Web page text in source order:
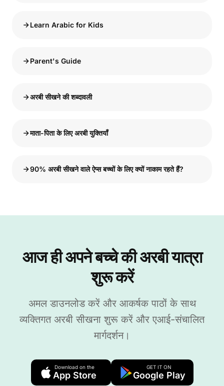
Learn Arabic for Kids
Parent's Guide
अरबी सीखने की शब्दावली
माता-पिता के लिए अरबी युक्तियाँ
90% अरबी सीखने वाले ऐप्स बच्चों के लिए क्यों नाकाम रहते हैं?
आज ही अपने बच्चे की अरबी यात्रा
शुरू करें
अमल डाउनलोड करें और आकर्षक पाठों के साथ
व्यक्तिगत अरबी सीखना शुरू करें और एआई-संचालित
मार्गदर्शन।
Download on the
App Store
GET IT ON
Google Play